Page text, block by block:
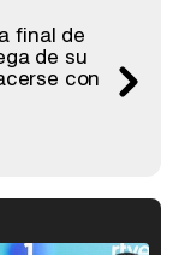
final de
de su
con